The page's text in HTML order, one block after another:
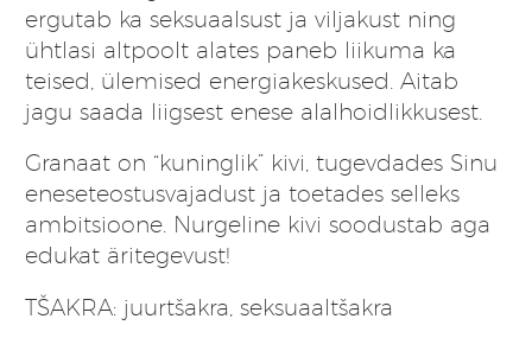
ergutab ka seksuaalsust ja viljakust ning
ühtlasi altpoolt alates paneb liikuma ka
teised, ülemised energiakeskused. Aitab
jagu saada liigsest enese alalhoidlikkusest.
Granaat on “kuninglik” kivi, tugevdades Sinu
eneseteostusvajadust ja toetades selleks
ambitsioone. Nurgeline kivi soodustab aga
edukat äritegevust!
TŠAKRA: juurtšakra, seksuaaltšakra